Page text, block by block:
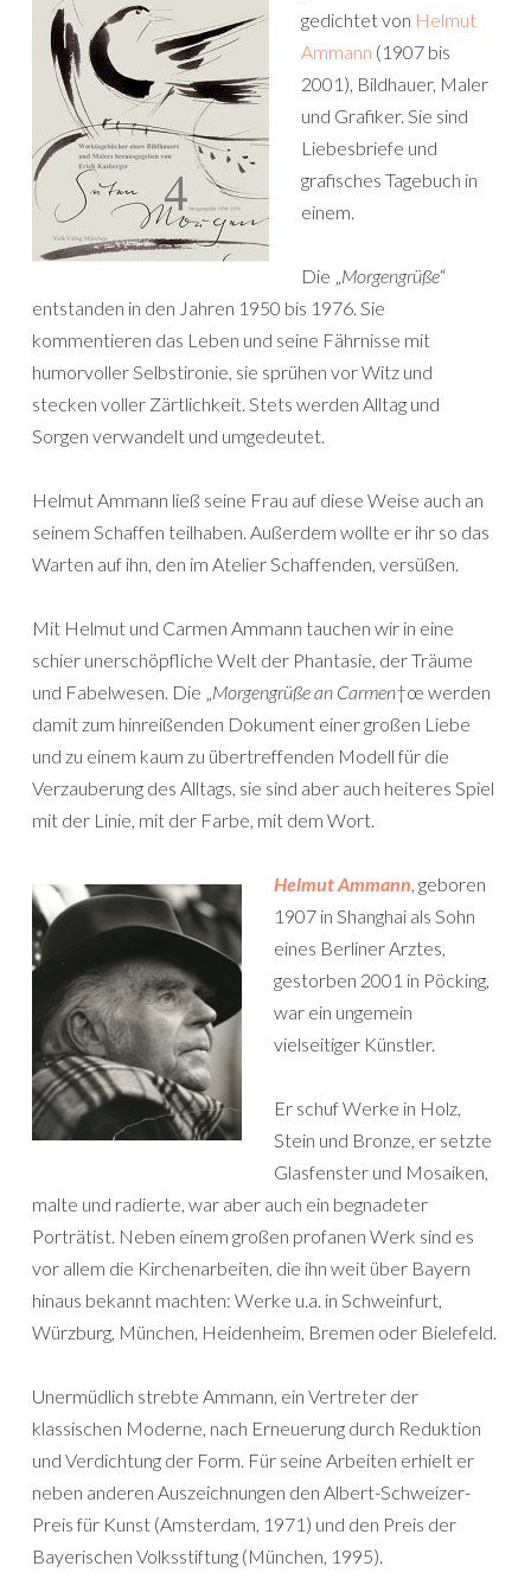
gedichtet von Helmut
Ammann (1907 bis
2001), Bildhauer, Maler
und Grafiker. Sie sind
Liebesbriefe und
grafisches Tagebuch in
einem.
Die „ Morgengrüße“
entstanden in den Jahren 1950 bis 1976. Sie
kommentieren das Leben und seine Fährnisse mit
humorvoller Selbstironie, sie sprühen vor Witz und
stecken voller Zärtlichkeit. Stets werden Alltag und
Sorgen verwandelt und umgedeutet.
Helmut Ammann ließ seine Frau auf diese Weise auch an
seinem Schaffen teilhaben. Außerdem wollte er ihr so das
Warten auf ihn, den im Atelier Schaffenden, versüßen.
Mit Helmut und Carmen Ammann tauchen wir in eine
schier unerschöpfliche Welt der Phantasie, der Träume
und Fabelwesen. Die „ Morgengrüße an Carmen†œ werden
damit zum hinreißenden Dokument einer großen Liebe
und zu einem kaum zu übertreffenden Modell für die
Verzauberung des Alltags, sie sind aber auch heiteres Spiel
mit der Linie, mit der Farbe, mit dem Wort.
Helmut Ammann , geboren
1907 in Shanghai als Sohn
eines Berliner Arztes,
gestorben 2001 in Pöcking,
war ein ungemein
vielseitiger Künstler.
Er schuf Werke in Holz,
Stein und Bronze, er setzte
Glasfenster und Mosaiken,
malte und radierte, war aber auch ein begnadeter
Porträtist. Neben einem großen profanen Werk sind es
vor allem die Kirchenarbeiten, die ihn weit über Bayern
hinaus bekannt machten: Werke u.a. in Schweinfurt,
Würzburg, München, Heidenheim, Bremen oder Bielefeld.
Unermüdlich strebte Ammann, ein Vertreter der
klassischen Moderne, nach Erneuerung durch Reduktion
und Verdichtung der Form. Für seine Arbeiten erhielt er
neben anderen Auszeichnungen den Albert-Schweizer-
Preis für Kunst (Amsterdam, 1971) und den Preis der
Bayerischen Volksstiftung (München, 1995).